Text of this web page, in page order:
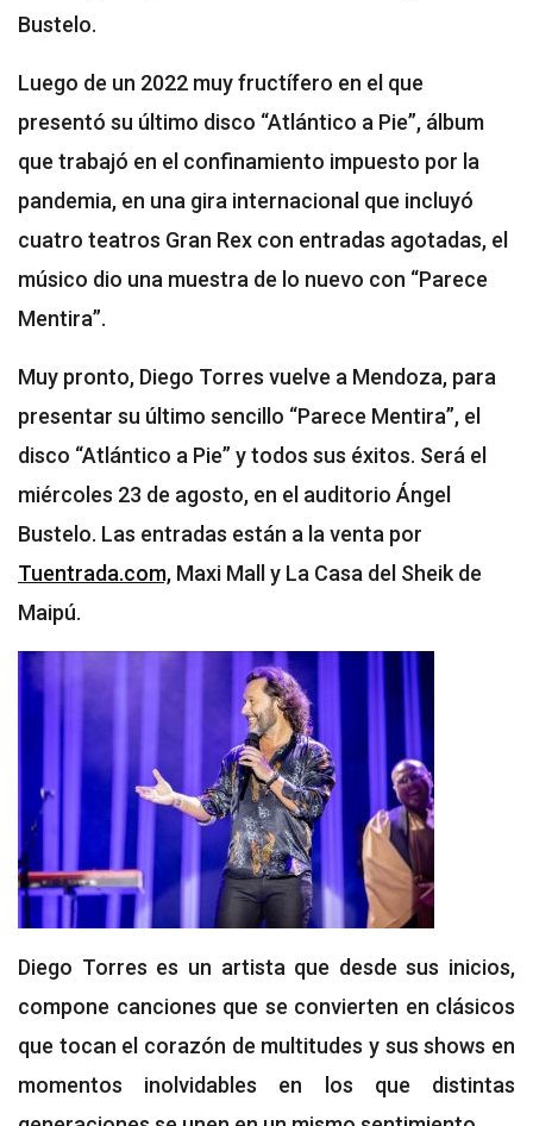
Bustelo.
Luego de un 2022 muy fructífero en el que
presentó su último disco “Atlántico a Pie”, álbum
que trabajó en el confinamiento impuesto por la
pandemia, en una gira internacional que incluyó
cuatro teatros Gran Rex con entradas agotadas, el
músico dio una muestra de lo nuevo con “Parece
Mentira”.
Muy pronto, Diego Torres vuelve a Mendoza, para
presentar su último sencillo “Parece Mentira”, el
disco “Atlántico a Pie” y todos sus éxitos. Será el
miércoles 23 de agosto, en el auditorio Ángel
Bustelo. Las entradas están a la venta por
Tuentrada.com, Maxi Mall y La Casa del Sheik de
Maipú.
Diego Torres es un artista que desde sus inicios,
compone canciones que se convierten en clásicos
que tocan el corazón de multitudes y sus shows en
momentos inolvidables en los que distintas